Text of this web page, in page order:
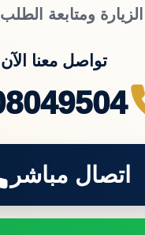
ومتابعة
تواصل معنا الآن
اتصال مباشر